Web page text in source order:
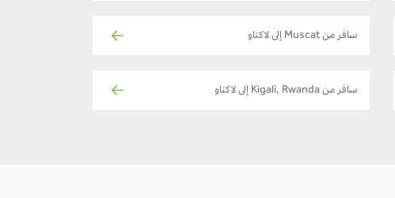
سافر من Muscat إلى لاكناو
سافر من Kigali, Rwanda إلى لاكناو